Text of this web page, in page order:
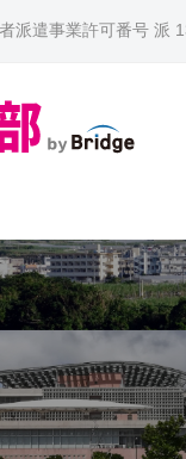
派遣事業許可番号 派